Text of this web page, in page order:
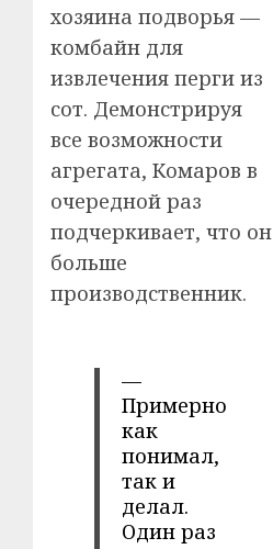
хозяина подворья —
комбайн для
извлечения перги из
сот. Демонстрируя
все возможности
агрегата, Комаров в
очередной раз
подчеркивает, что он
больше
производственник.
—
Примерно
как
понимал,
так и
делал.
Один раз